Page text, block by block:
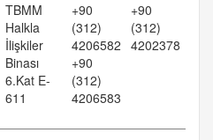
TBMM
Halkla
İlişkiler
Binası
6.Kat E-
611
+90
(312)
4206582
+90
(312)
4206583
+90
(312)
4202378